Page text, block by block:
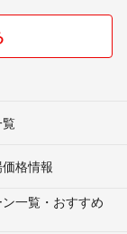
格情報
一覧・おすすめ